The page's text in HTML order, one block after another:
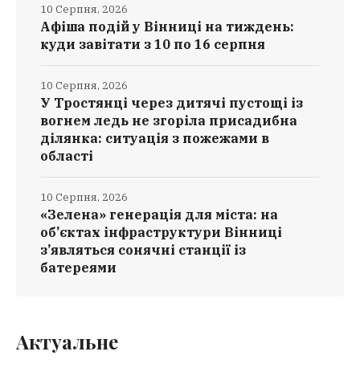
Афіша подій у Вінниці на тиждень:
куди завітати з 10 по 16 серпня
10 Серпня, 2026
У Тростянці через дитячі пустощі із
вогнем ледь не згоріла присадибна
ділянка: ситуація з пожежами в
області
10 Серпня, 2026
«Зелена» генерація для міста: на
об’єктах інфраструктури Вінниці
з’являться сонячні станції із
батереями
10 Серпня, 2026
Актуальне